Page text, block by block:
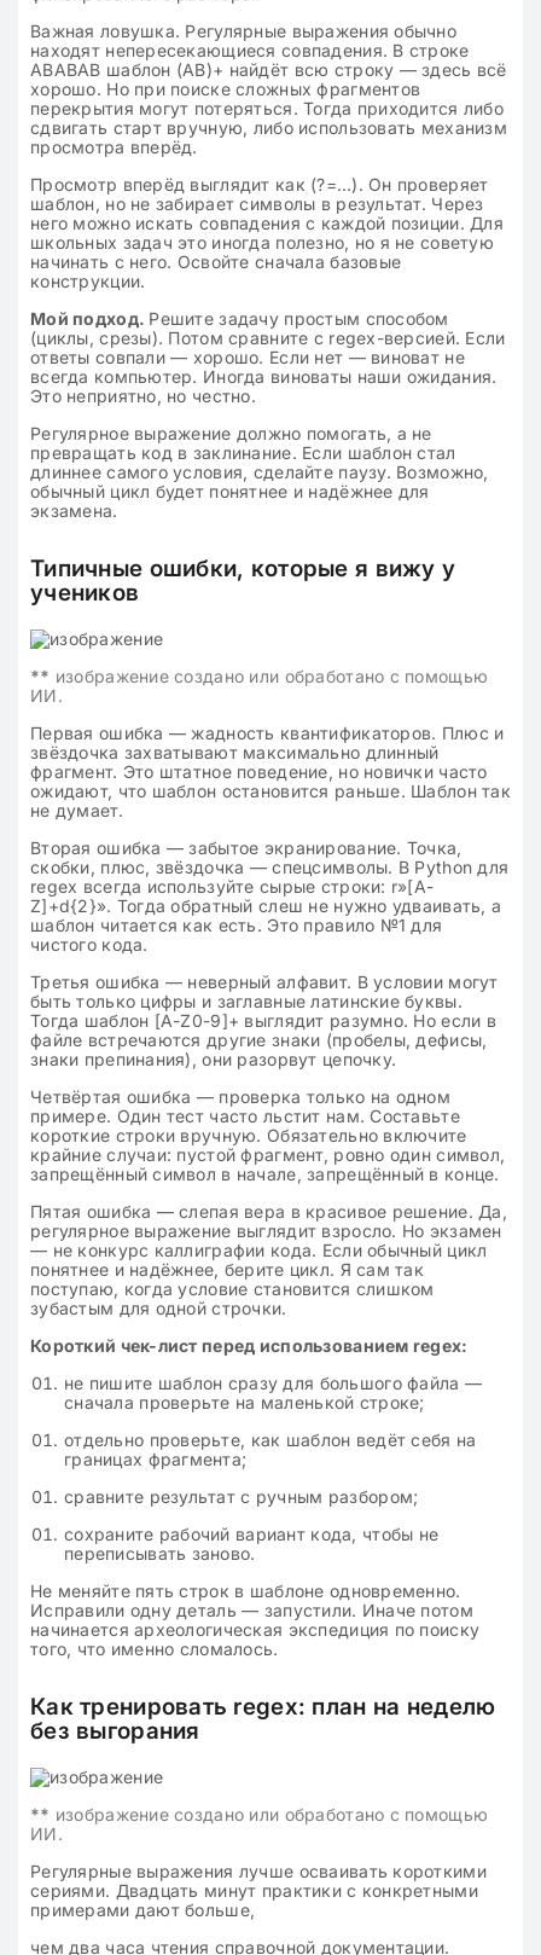
Важная ловушка. Регулярные выражения обычно
находят непересекающиеся совпадения. В строке
ABABAB шаблон (AB)+ найдёт всю строку — здесь всё
хорошо. Но при поиске сложных фрагментов
перекрытия могут потеряться. Тогда приходится либо
сдвигать старт вручную, либо использовать механизм
просмотра вперёд.
Просмотр вперёд выглядит как (?=…). Он проверяет
шаблон, но не забирает символы в результат. Через
него можно искать совпадения с каждой позиции. Для
школьных задач это иногда полезно, но я не советую
начинать с него. Освойте сначала базовые
конструкции.
Мой подход. Решите задачу простым способом
(циклы, срезы). Потом сравните с regex-версией. Если
ответы совпали — хорошо. Если нет — виноват не
всегда компьютер. Иногда виноваты наши ожидания.
Это неприятно, но честно.
Регулярное выражение должно помогать, а не
превращать код в заклинание. Если шаблон стал
длиннее самого условия, сделайте паузу. Возможно,
обычный цикл будет понятнее и надёжнее для
экзамена.
Типичные ошибки, которые я вижу у
учеников
** изображение создано или обработано с помощью
ИИ.
Первая ошибка — жадность квантификаторов. Плюс и
звёздочка захватывают максимально длинный
фрагмент. Это штатное поведение, но новички часто
ожидают, что шаблон остановится раньше. Шаблон так
не думает.
Вторая ошибка — забытое экранирование. Точка,
скобки, плюс, звёздочка — спецсимволы. В Python для
regex всегда используйте сырые строки: r»[A-
Z]+d{2}». Тогда обратный слеш не нужно удваивать, а
шаблон читается как есть. Это правило №1 для
чистого кода.
Третья ошибка — неверный алфавит. В условии могут
быть только цифры и заглавные латинские буквы.
Тогда шаблон [A-Z0-9]+ выглядит разумно. Но если в
файле встречаются другие знаки (пробелы, дефисы,
знаки препинания), они разорвут цепочку.
Четвёртая ошибка — проверка только на одном
примере. Один тест часто льстит нам. Составьте
короткие строки вручную. Обязательно включите
крайние случаи: пустой фрагмент, ровно один символ,
запрещённый символ в начале, запрещённый в конце.
Пятая ошибка — слепая вера в красивое решение. Да,
регулярное выражение выглядит взросло. Но экзамен
— не конкурс каллиграфии кода. Если обычный цикл
понятнее и надёжнее, берите цикл. Я сам так
поступаю, когда условие становится слишком
зубастым для одной строчки.
Короткий чек-лист перед использованием regex:
не пишите шаблон сразу для большого файла —
сначала проверьте на маленькой строке;
отдельно проверьте, как шаблон ведёт себя на
границах фрагмента;
сравните результат с ручным разбором;
сохраните рабочий вариант кода, чтобы не
переписывать заново.
Не меняйте пять строк в шаблоне одновременно.
Исправили одну деталь — запустили. Иначе потом
начинается археологическая экспедиция по поиску
того, что именно сломалось.
Как тренировать regex: план на неделю
без выгорания
** изображение создано или обработано с помощью
ИИ.
Регулярные выражения лучше осваивать короткими
сериями. Двадцать минут практики с конкретными
примерами дают больше,
чем два часа чтения справочной документации.